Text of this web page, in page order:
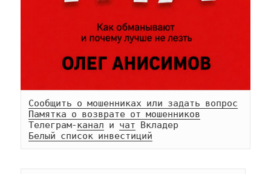
Сообщить о мошенниках или задать вопрос
Памятка о возврате от мошенников
Телеграм-канал и чат
Белый список инвестиций